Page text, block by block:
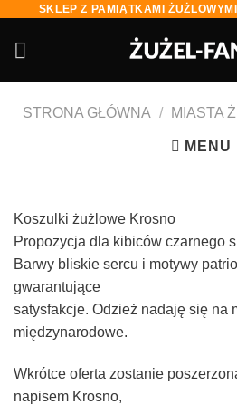
content
SKLEP Z PAMIĄTKAMI
STRONA GŁÓWNA / MIASTA
MENU
Koszulki żużlowe Krosno
Propozycja dla kibiców czarnego
Barwy bliskie sercu i motywy
gwarantujące
satysfakcje. Odzież nadaję się na
międzynarodowe.
Wkrótce oferta zostanie
napisem Krosno,